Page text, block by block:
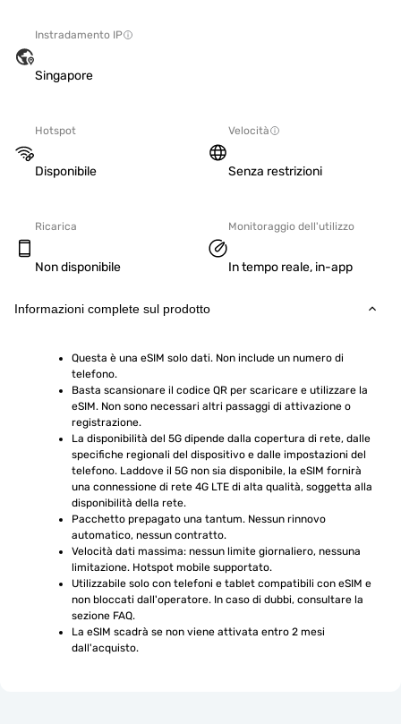
Instradamento IP
Singapore
Hotspot
Disponibile
Velocità
Senza restrizioni
Ricarica
Non disponibile
Monitoraggio dell'utilizzo
In tempo reale, in-app
Informazioni complete sul prodotto
Questa è una eSIM solo dati. Non include un numero di
telefono.
Basta scansionare il codice QR per scaricare e utilizzare la
eSIM. Non sono necessari altri passaggi di attivazione o
registrazione.
La disponibilità del 5G dipende dalla copertura di rete, dalle
specifiche regionali del dispositivo e dalle impostazioni del
telefono. Laddove il 5G non sia disponibile, la eSIM fornirà
una connessione di rete 4G LTE di alta qualità, soggetta alla
disponibilità della rete.
Pacchetto prepagato una tantum. Nessun rinnovo
automatico, nessun contratto.
Velocità dati massima: nessun limite giornaliero, nessuna
limitazione. Hotspot mobile supportato.
Utilizzabile solo con telefoni e tablet compatibili con eSIM e
non bloccati dall'operatore. In caso di dubbi, consultare la
sezione FAQ.
La eSIM scadrà se non viene attivata entro 2 mesi
dall'acquisto.